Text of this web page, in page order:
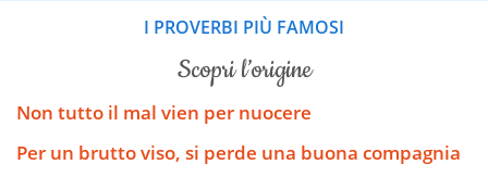
I PROVERBI PIÙ FAMOSI
scopri l’origine
Non tutto il mal vien per nuocere
Per un brutto viso, si perde una buona compagnia